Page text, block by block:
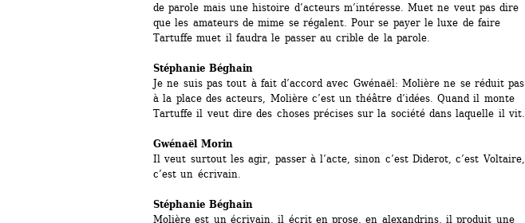
de parole mais une histoire d’acteurs m’intéresse. Muet ne veut pas dire
que les amateurs de mime se régalent. Pour se payer le luxe de faire
Tartuffe muet il faudra le passer au crible de la parole.
Stéphanie Béghain
Je ne suis pas tout à fait d’accord avec Gwénaël: Molière ne se réduit pas
à la place des acteurs, Molière c’est un théâtre d’idées. Quand il monte
Tartuffe il veut dire des choses précises sur la société dans laquelle il vit.
Gwénaël Morin
Il veut surtout les agir, passer à l’acte, sinon c’est Diderot, c’est Voltaire,
c’est un écrivain.
Stéphanie Béghain
Molière est un écrivain, il écrit en prose, en alexandrins, il produit une